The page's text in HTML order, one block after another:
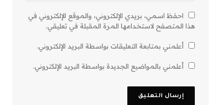
احفظ اسمي، بريدي الإلكتروني، والموقع الإلكتروني في
هذا المتصفح لاستخدامها المرة المقبلة في تعليقي.
أعلمني بمتابعة التعليقات بواسطة البريد الإلكتروني.
أعلمني بالمواضيع الجديدة بواسطة البريد الإلكتروني.